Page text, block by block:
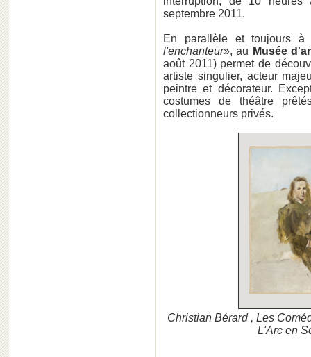
septembre 2011.
En parallèle et toujours
l'enchanteur», au Musée
août 2011) permet de
artiste singulier, acteur
peintre et décorateur.
costumes de théâtre
collectionneurs privés.
Christian Bérard , Les
L'Arc en